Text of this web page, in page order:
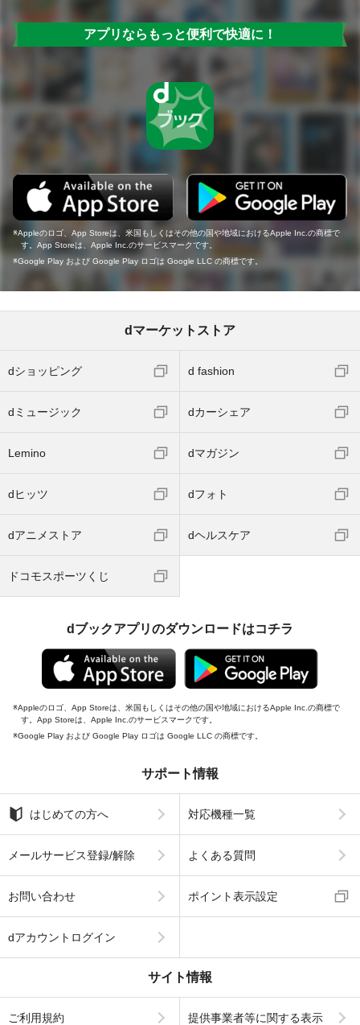
アプリならもっと便利で快適に！
Appleのロゴ、App Storeは、米国もしくはその他の国や地域におけるApple Inc.の商標で
す。App Storeは、Apple Inc.のサービスマークです。
Google Play および Google Play ロゴは Google LLC の商標です。
dマーケットストア
dショッピング d fashion
dミュージック dカーシェア
Lemino dマガジン
dヒッツ dフォト
dアニメストア dヘルスケア
ドコモスポーツくじ
dブックアプリのダウンロードはコチラ
Appleのロゴ、App Storeは、米国もしくはその他の国や地域におけるApple Inc.の商標で
す。App Storeは、Apple Inc.のサービスマークです。
Google Play および Google Play ロゴは Google LLC の商標です。
サポート情報
はじめての方へ 対応機種一覧
メールサービス登録/解除 よくある質問
お問い合わせ ポイント表示設定
dアカウントログイン
サイト情報
ご利用規約 提供事業者等に関する表示